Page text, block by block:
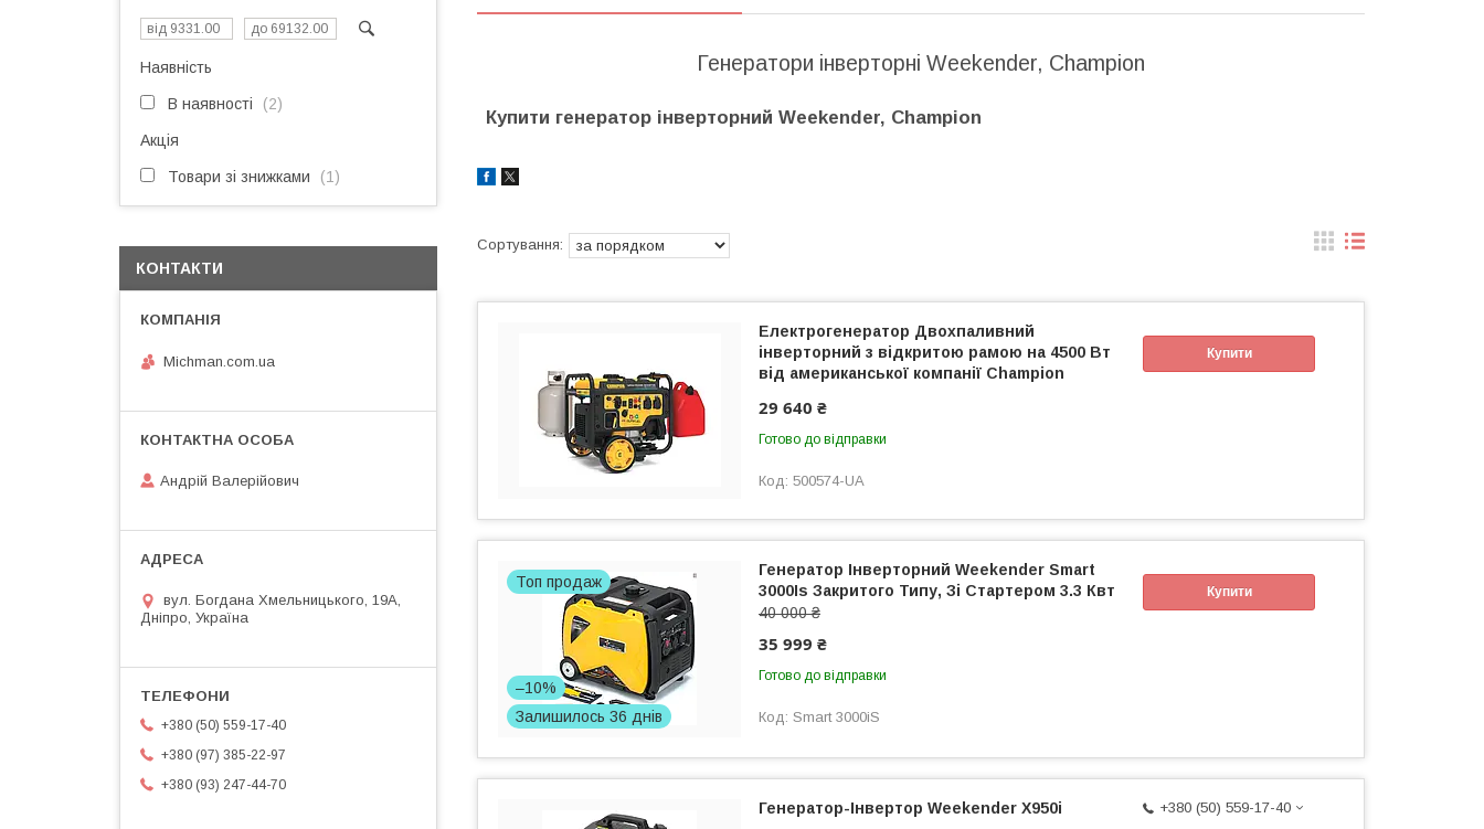
Генератори інверторні Weekender, Champion
Купити генератор інверторний Weekender, Champion
Купити
Електрогенератор Двохпаливний
інверторний з відкритою рамою на 4500 Вт
від американської компанії Champion
29 640 ₴
Готово до відправки
500574-UA
Топ продаж
–10%
Залишилось 36 днів
Купити
Генератор Інверторний Weekender Smart
3000Is Закритого Типу, Зі Стартером 3.3 Квт
40 000 ₴
35 999 ₴
Готово до відправки
Smart 3000iS
+380 (50) 559-17-40
Генератор-Інвертор Weekender X950i
Наявність
В наявності 2
Акція
Товари зі знижками 1
КОНТАКТИ
Michman.com.ua
Андрій Валерійович
вул. Богдана Хмельницького, 19А,
Дніпро, Україна
+380 (50) 559-17-40
+380 (97) 385-22-97
+380 (93) 247-44-70